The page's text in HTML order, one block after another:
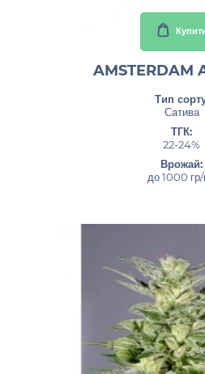
AMSTERDAM
Тип
Сатива
ТГК:
22-24%
Врожай:
до 1000